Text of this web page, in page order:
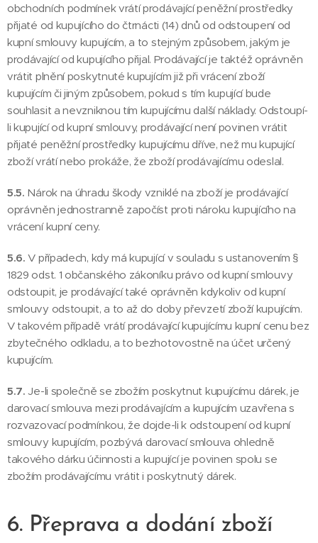
obchodních podmínek vrátí prodávající peněžní prostředky
přijaté od kupujícího do čtrnácti (14) dnů od odstoupení od
kupní smlouvy kupujícím, a to stejným způsobem, jakým je
prodávající od kupujícího přijal. Prodávající je taktéž oprávněn
vrátit plnění poskytnuté kupujícím již při vrácení zboží
kupujícím či jiným způsobem, pokud s tím kupující bude
souhlasit a nevzniknou tím kupujícímu další náklady. Odstoupí-
li kupující od kupní smlouvy, prodávající není povinen vrátit
přijaté peněžní prostředky kupujícímu dříve, než mu kupující
zboží vrátí nebo prokáže, že zboží prodávajícímu odeslal.
5.5. Nárok na úhradu škody vzniklé na zboží je prodávající
oprávněn jednostranně započíst proti nároku kupujícího na
vrácení kupní ceny.
5.6.V případech, kdy má kupující v souladu s ustanovením §
1829 odst. 1 občanského zákoníku právo od kupní smlouvy
odstoupit, je prodávající také oprávněn kdykoliv od kupní
smlouvy odstoupit, a to až do doby převzetí zboží kupujícím.
V takovém případě vrátí prodávající kupujícímu kupní cenu bez
zbytečného odkladu, a to bezhotovostně na účet určený
kupujícím.
5.7.Je-li společně se zbožím poskytnut kupujícímu dárek, je
darovací smlouva mezi prodávajícím a kupujícím uzavřena s
rozvazovací podmínkou, že dojde-li k odstoupení od kupní
smlouvy kupujícím, pozbývá darovací smlouva ohledně
takového dárku účinnosti a kupující je povinen spolu se
zbožím prodávajícímu vrátit i poskytnutý dárek.
6. Přeprava a dodání zboží